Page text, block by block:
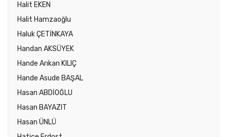
Halit EKEN
Halit Hamzaoğlu
Haluk ÇETİNKAYA
Handan AKSÜYEK
Hande Arıkan KILIÇ
Hande Asude BAŞAL
Hasan ABDİOĞLU
Hasan BAYAZIT
Hasan ÜNLÜ